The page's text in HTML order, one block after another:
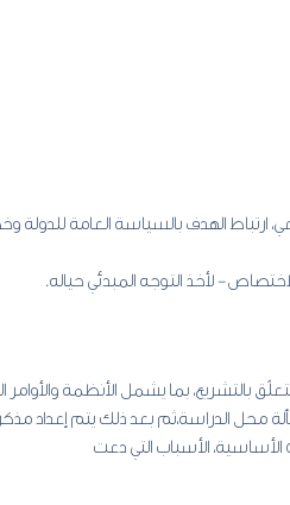
ارتباط الهدف بالسياسة العامة للدولة
لأخذ التوجه المبدئي حياله.
بالتشريع، بما يشمل الأنظمة والأوامر
محل الدراسة،ثم بعد ذلك يتم إعداد
الأسباب التي دعت